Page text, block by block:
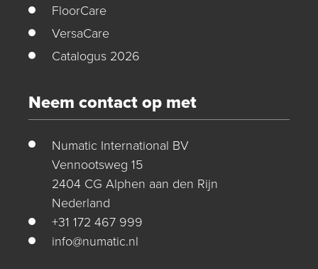
FloorCare
VersaCare
Catalogus 2026
Neem contact op met
Numatic International BV
Vennootsweg 15
2404 CG Alphen aan den Rijn
Nederland
+31 172 467 999
info@numatic.nl